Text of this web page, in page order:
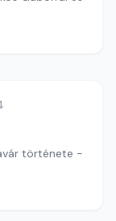
története -